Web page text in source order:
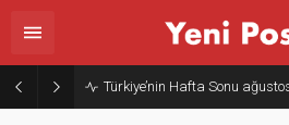
Türkiye’nin Hafta Sonu